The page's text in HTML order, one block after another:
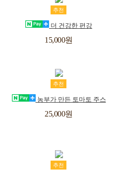
바
구
시
추천
더 건강한 편강
15,000원
바
구
시
추천
농부가 만든 토마토 주스
25,000원
추천